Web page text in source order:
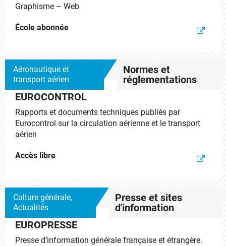
Graphisme – Web
École abonnée
Aéronautique et
transport aérien
Normes et
réglementations
EUROCONTROL
Rapports et documents techniques publiés par
Eurocontrol sur la circulation aérienne et le transport
aérien
Accès libre
Culture générale,
Actualités
Presse et sites
d'information
EUROPRESSE
Presse d’information générale française et étrangère.